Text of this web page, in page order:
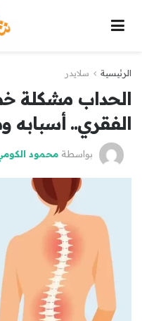
الرئيسية سلايدر
الحداب مشكلة
الفقري.. أسبابه
بواسطة محمود